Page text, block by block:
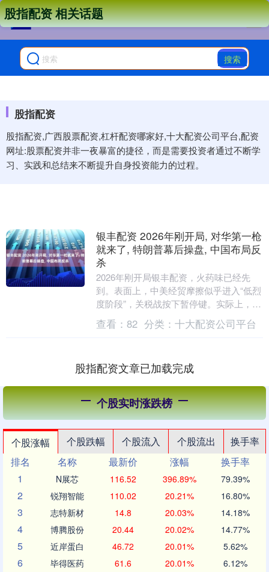
搜索
股指配资
股指配资,广西股票配资,杠杆配资哪家好,十大配资公司平台,配资
网址:股票配资并非一夜暴富的捷径，而是需要投资者通过不断学
习、实践和总结来不断提升自身投资能力的过程。
股指配资 相关话题
银丰配资 2026年刚开局, 对华第一枪
就来了, 特朗普幕后操盘, 中国布局反
杀
2026年刚开局银丰配资，火药味已经先
到。表面上，中美经贸摩擦似乎进入“低烈
度阶段”，关税战按下暂停键。实际上，战
场只是换了位置，手法更加隐蔽。美国没
有正面出手....
查看： 82 分类： 十大配资公司平台
股指配资文章已加载完成
个股实时涨跌榜
个股涨幅 个股跌幅 个股流入 个股流出
换手率
排名
名称 最新价 涨幅
换手率
1
N展芯 116.52 396.89% 79.39%
2 锐翔智能 110.02 20.21% 16.80%
3 志特新材 14.8 20.03% 14.18%
4 博腾股份 20.44 20.02% 14.77%
5 近岸蛋白 46.72 20.01% 5.62%
6 毕得医药 61.6 20.01% 6.12%